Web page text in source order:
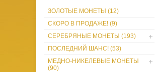
ЗОЛОТЫЕ МОНЕТЫ (12)
СКОРО В ПРОДАЖЕ! (9)
СЕРЕБРЯНЫЕ МОНЕТЫ (193)
ПОСЛЕДНИЙ ШАНС! (53)
МЕДНО-НИКЕЛЕВЫЕ МОНЕТЫ
(90)